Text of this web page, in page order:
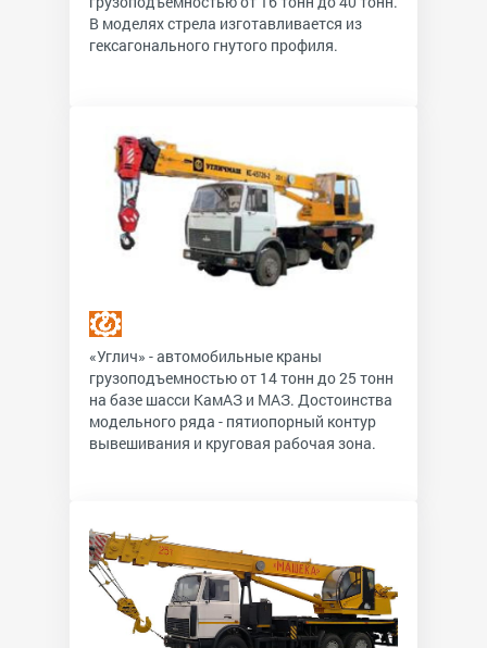
В моделях стрела изготавливается из
гексагонального гнутого профиля.
«Углич» - автомобильные краны
грузоподъемностью от 14 тонн до 25 тонн
на базе шасси КамАЗ и МАЗ. Достоинства
модельного ряда - пятиопорный контур
вывешивания и круговая рабочая зона.